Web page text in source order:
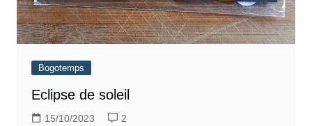
Bogotemps
Eclipse de soleil
15/10/2023 2